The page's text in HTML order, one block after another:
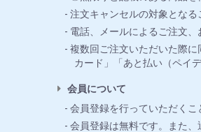
注文キャンセルの対象とな
電話、メールによるご注文、
複数回ご注文いただいた際
カード」「あと払い（ペイ
会員について
会員登録を行っていただく
会員登録は無料です。また、